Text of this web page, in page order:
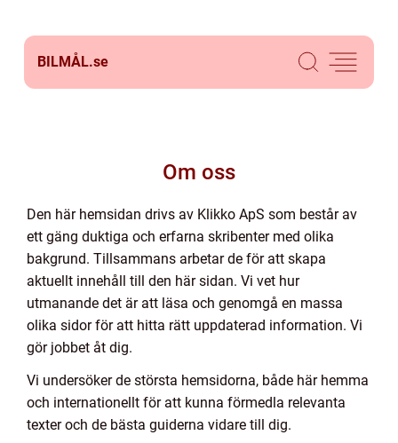
BILMÅL.se
Om oss
Den här hemsidan drivs av Klikko ApS som består av
ett gäng duktiga och erfarna skribenter med olika
bakgrund. Tillsammans arbetar de för att skapa
aktuellt innehåll till den här sidan. Vi vet hur
utmanande det är att läsa och genomgå en massa
olika sidor för att hitta rätt uppdaterad information. Vi
gör jobbet åt dig.
Vi undersöker de största hemsidorna, både här hemma
och internationellt för att kunna förmedla relevanta
texter och de bästa guiderna vidare till dig.